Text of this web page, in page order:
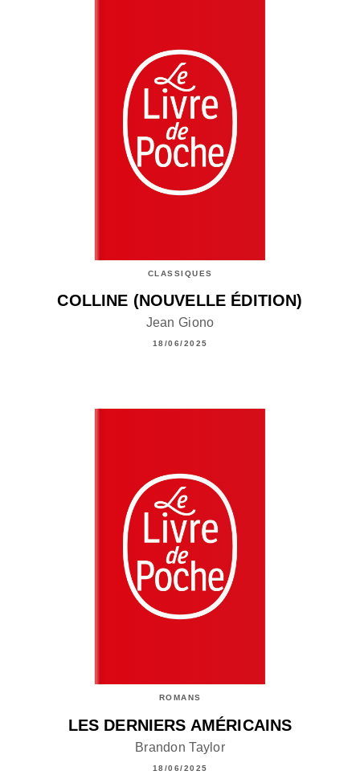
CLASSIQUES
COLLINE (NOUVELLE ÉDITION)
Jean Giono
18/06/2025
ROMANS
LES DERNIERS AMÉRICAINS
Brandon Taylor
18/06/2025